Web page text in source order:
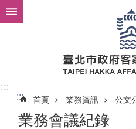
跳到主要內容區塊
:::
:::
首頁 業務資訊 公文
業務會議紀錄